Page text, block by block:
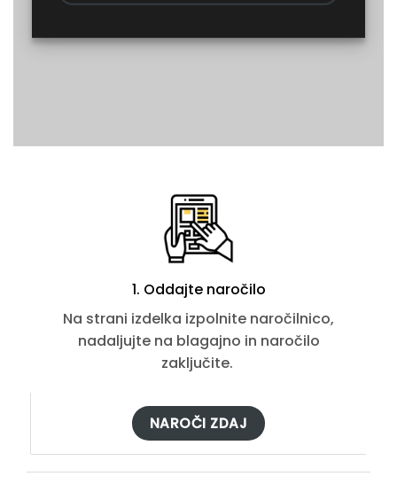
1. Oddajte naročilo
Na strani izdelka izpolnite naročilnico,
nadaljujte na blagajno in naročilo
zaključite.
NAROČI ZDAJ